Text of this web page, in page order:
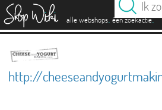
alle webshops. één zoekactie.
http://